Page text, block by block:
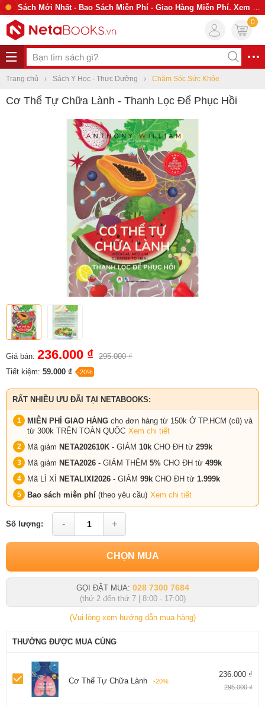
Sách Mới Nhất - Bao Sách Miễn Phí - Giao Hàng Miễn Phí. Xem Ngay
0
Trang chủ Sách Y Học - Thực Dưỡng Chăm Sóc Sức Khỏe
Cơ Thể Tự Chữa Lành - Thanh Lọc Để Phục Hồi
Giá bán: 236.000 ₫ 295.000 ₫
Tiết kiệm: 59.000 ₫ -20%
RẤT NHIỀU ƯU ĐÃI TẠI NETABOOKS:
MIỄN PHÍ GIAO HÀNG cho đơn hàng từ 150k Ở TP.HCM (cũ) và
từ 300k TRÊN TOÀN QUỐC Xem chi tiết
Mã giảm NETA202610K - GIẢM 10k CHO ĐH từ 299k
Mã giảm NETA2026 - GIẢM THÊM 5% CHO ĐH từ 499k
Mã LÌ XÌ NETALIXI2026 - GIẢM 99k CHO ĐH từ 1.999k
Bao sách miễn phí (theo yêu cầu) Xem chi tiết
Số lượng: - +
CHỌN MUA
GỌI ĐẶT MUA: 028 7300 7684
(thứ 2 đến thứ 7 | 8:00 - 17:00)
(Vui lòng xem hướng dẫn mua hàng)
THƯỜNG ĐƯỢC MUA CÙNG
Cơ Thể Tự Chữa Lành -20%
236.000 ₫
295.000 ₫